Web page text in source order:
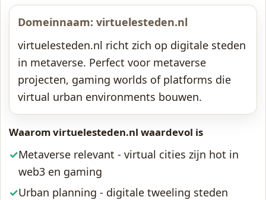
Domeinnaam: virtuelesteden.nl
virtuelesteden.nl richt zich op digitale steden
in metaverse. Perfect voor metaverse
projecten, gaming worlds of platforms die
virtual urban environments bouwen.
Waarom virtuelesteden.nl waardevol is
✓Metaverse relevant - virtual cities zijn hot in
web3 en gaming
✓Urban planning - digitale tweeling steden